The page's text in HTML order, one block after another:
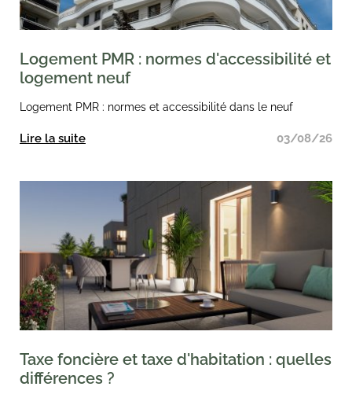
Logement PMR : normes d'accessibilité et
logement neuf
Logement PMR : normes et accessibilité dans le neuf
Lire la suite 03/08/26
Taxe foncière et taxe d'habitation : quelles
différences ?